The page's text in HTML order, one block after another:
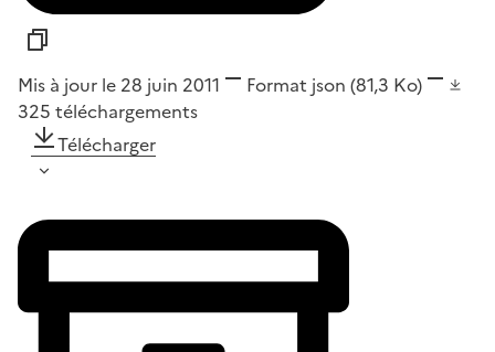
Mis à jour le 28 juin 2011 Format json (81,3 Ko)
325 téléchargements
Télécharger